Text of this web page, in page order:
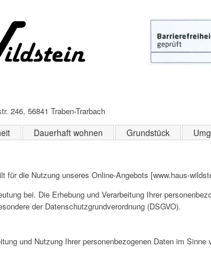
246, 56841 Traben-Trarbach
Dauerhaft wohnen Grundstück
für die Nutzung unseres Online-Angebots [www.haus-
bei. Die Erhebung und Verarbeitung Ihrer
der Datenschutzgrundverordnung (DSGVO).
und Nutzung Ihrer personenbezogenen Daten im